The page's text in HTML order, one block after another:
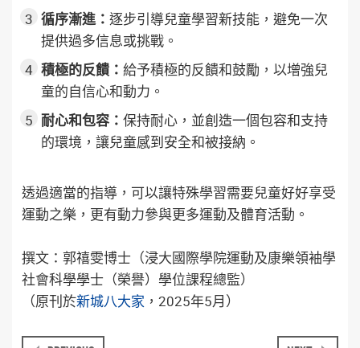
循序漸進：逐步引導兒童學習新技能，避免一次
提供過多信息或挑戰。
積極的反饋：給予積極的反饋和鼓勵，以增強兒
童的自信心和動力。
耐心和包容：保持耐心，並創造一個包容和支持
的環境，讓兒童感到安全和被接納。
透過適當的指導，可以讓特殊學習需要兒童好好享受
運動之樂，更有動力參與更多運動及體育活動。
撰文：郭禧雯博士（浸大國際學院運動及康樂領袖學
社會科學學士（榮譽）學位課程總監）
（原刊於新城八大家 ，2025年5月）